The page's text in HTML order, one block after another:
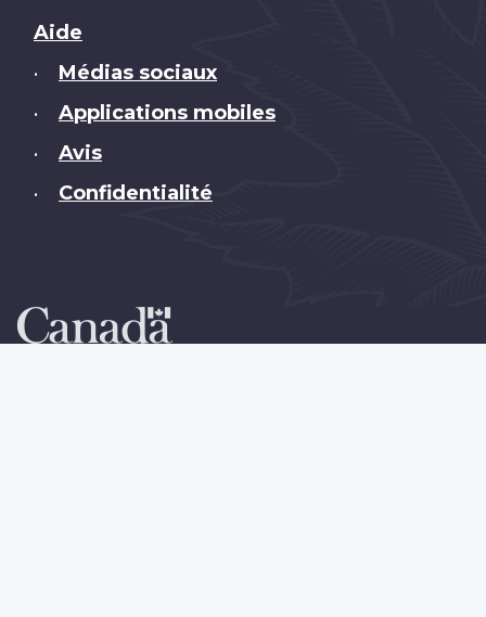
Brand
Aide
• Médias sociaux
• Applications mobiles
• Avis
• Confidentialité